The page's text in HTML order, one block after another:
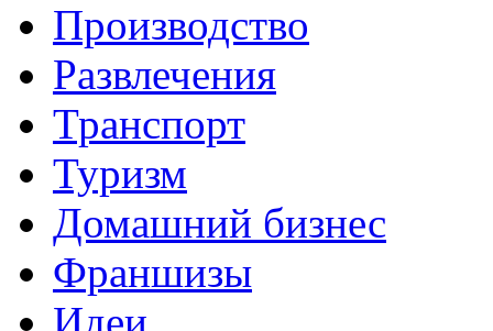
Производство
Развлечения
Транспорт
Туризм
Домашний бизнес
Франшизы
Идеи